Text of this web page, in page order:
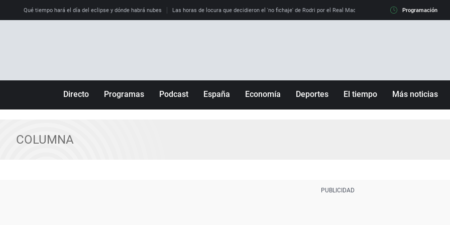
Qué tiempo hará el día del eclipse y dónde habrá nubes Las horas de locura que decidieron el 'no fichaje' de Rodri por el Real Madrid y su 'sí' al Barça La llamada
Programación
Directo Programas Podcast España Economía Deportes El tiempo Más noticias
COLUMNA